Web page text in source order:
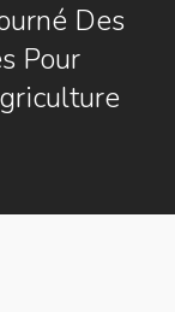
Des
Pour